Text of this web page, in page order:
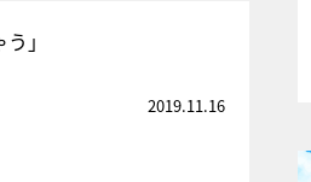
」
2019.11.16